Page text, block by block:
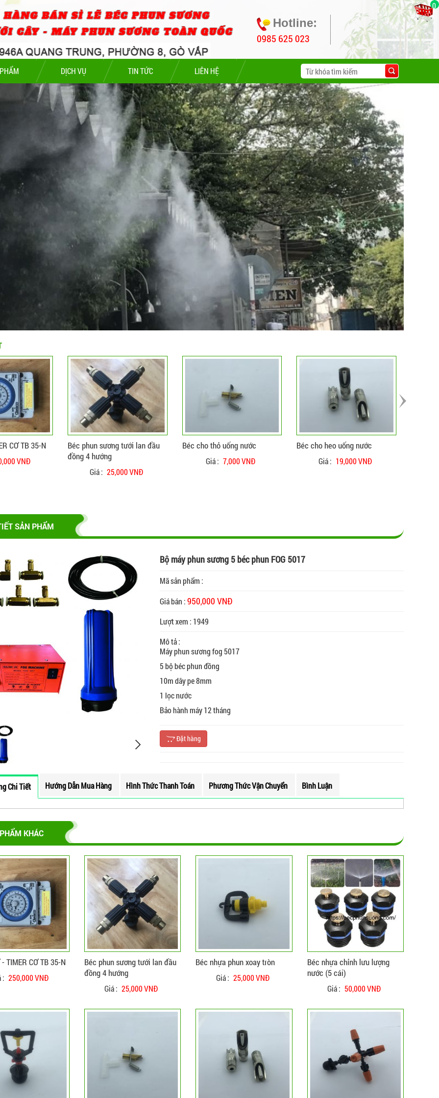
Hotline:
0985 625 023
0
DỊCH VỤ TIN TỨC LIÊN HỆ
CHI TIẾT
CƠ TB 35-N
VNĐ
CHI TIẾT
Béc phun sương tưới lan đầu
đồng 4 hướng
Giá : 25,000 VNĐ
CHI TIẾT
Béc cho thỏ uống nước
Giá : 7,000 VNĐ
ĐẶT HÀNG CHI TIẾT
Béc cho heo uống nước
Giá : 19,000 VNĐ
ĐẶT HÀNG ĐẶT HÀNG
CHI TIẾT
CHI TIẾT
CHI TIẾT
SẢN PHẨM
Bộ máy phun sương 5 béc phun FOG 5017
Mã sản phẩm :
Giá bán :950,000 VNĐ
Lượt xem : 1949
Mô tả :
Máy phun sương fog 5017
5 bộ béc phun đồng
10m dây pe 8mm
1 lọc nước
Bảo hành máy 12 tháng
Đặt hàng
Chi Tiết Hướng Dẫn Mua Hàng Hình Thức Thanh Toán Phương Thức Vận Chuyển Bình Luận
KHÁC
- TIMER CƠ TB 35-N
: 250,000 VNĐ
CHI TIẾT
Béc phun sương tưới lan đầu
đồng 4 hướng
Giá : 25,000 VNĐ
HÀNG CHI TIẾT
Béc nhựa phun xoay tròn
Giá : 25,000 VNĐ
ĐẶT HÀNG CHI TIẾT
Béc nhựa chỉnh lưu lượng
nước (5 cái)
Giá : 50,000 VNĐ
ĐẶT HÀNG
CHI TIẾT
ĐẶT HÀNG CHI TIẾT
ĐẶT HÀNG CHI TIẾT
ĐẶT HÀNG
Hệ thống máy phun sương ống
quan cafe và nhà hàng
Cửa hàng chuyên thi công lắp đặt hệ
thống máy phun sương ống đồng